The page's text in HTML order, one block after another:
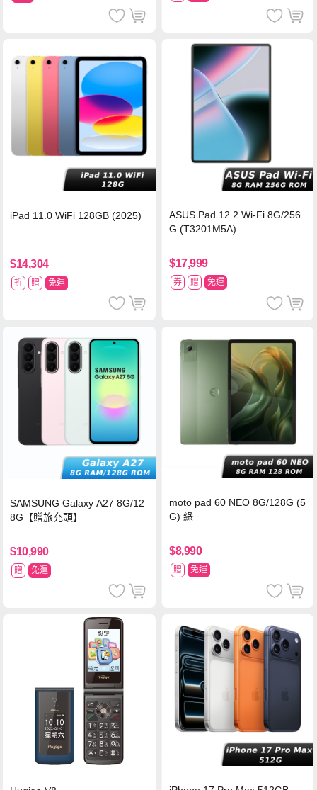
iPad 11.0 WiFi 128GB (2025)
$14,304
折 贈 免運
ASUS Pad 12.2 Wi-Fi 8G/256
G (T3201M5A)
$17,999
券 贈 免運
SAMSUNG Galaxy A27 8G/12
8G【贈旅充頭】
$10,990
贈 免運
moto pad 60 NEO 8G/128G (5
G) 綠
$8,990
贈 免運